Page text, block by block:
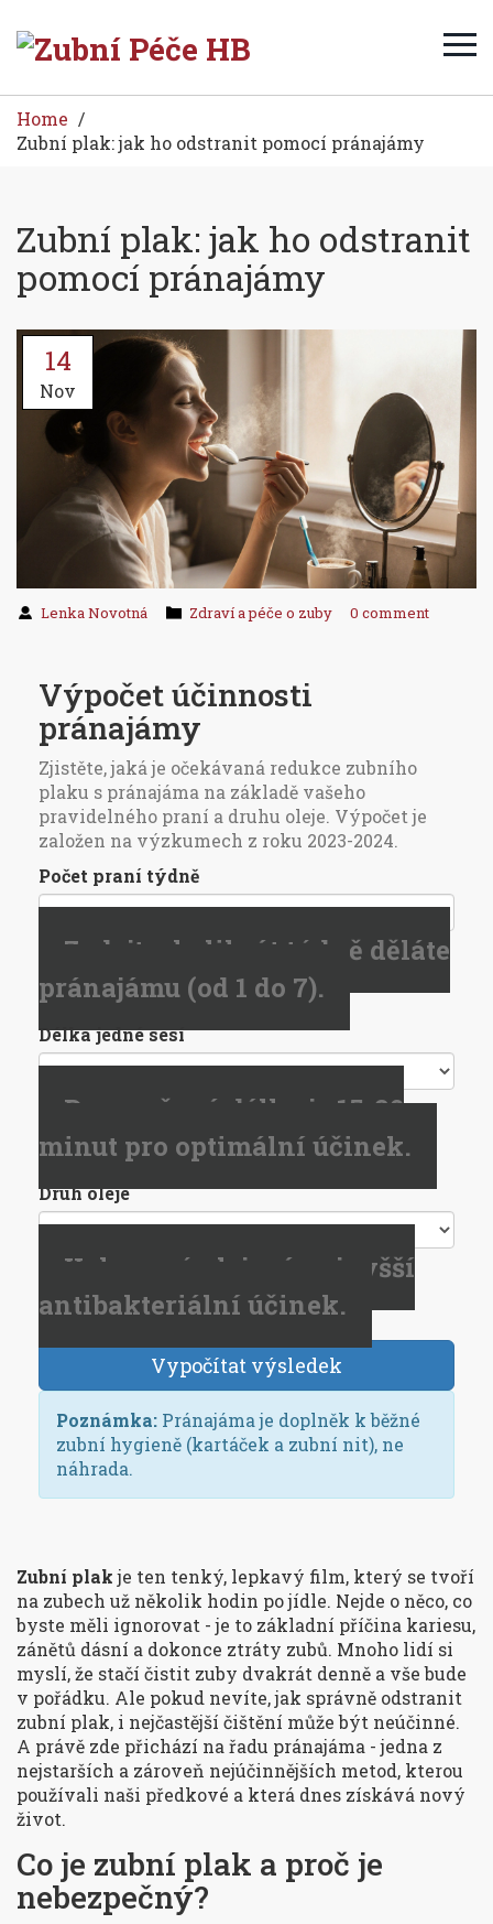
Home
Zubní plak: jak ho odstranit pomocí pránajámy
Zubní plak: jak ho odstranit
pomocí pránajámy
14
Nov
Lenka Novotná Zdraví a péče o zuby 0 comment
Výpočet účinnosti
pránajámy
Zjistěte, jaká je očekávaná redukce zubního
plaku s pránajáma na základě vašeho
pravidelného praní a druhu oleje. Výpočet je
založen na výzkumech z roku 2023-2024.
Počet praní týdně
Zadejte, kolikrát týdně děláte
pránajámu (od 1 do 7).
Délka jedné sesí
Doporučená délka je 15-20
minut pro optimální účinek.
Druh oleje
Kokosový olej má nejvyšší
antibakteriální účinek.
Vypočítat výsledek
Poznámka: Pránajáma je doplněk k běžné
zubní hygieně (kartáček a zubní nit), ne
náhrada.
Zubní plakje ten tenký, lepkavý film, který se tvoří
na zubech už několik hodin po jídle. Nejde o něco, co
byste měli ignorovat - je to základní příčina kariesu,
zánětů dásní a dokonce ztráty zubů. Mnoho lidí si
myslí, že stačí čistit zuby dvakrát denně a vše bude
v pořádku. Ale pokud nevíte, jak správně odstranit
zubní plak, i nejčastější čištění může být neúčinné.
A právě zde přichází na řadu pránajáma - jedna z
nejstarších a zároveň nejúčinnějších metod, kterou
používali naši předkové a která dnes získává nový
život.
Co je zubní plak a proč je
nebezpečný?